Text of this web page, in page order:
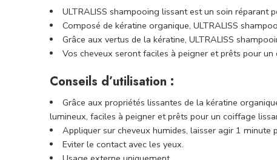
ULTRALISS shampooing lissant est un soin réparant
Composé de kératine organique, ULTRALISS
Grâce aux vertus de la kératine, ULTRALISS
Vos cheveux seront faciles à peigner et prêts pour
Conseils d’utilisation :
Grâce aux propriétés lissantes de la kératine
lumineux, faciles à peigner et prêts pour un coiffage
Appliquer sur cheveux humides, laisser agir 1 minute
Eviter le contact avec les yeux.